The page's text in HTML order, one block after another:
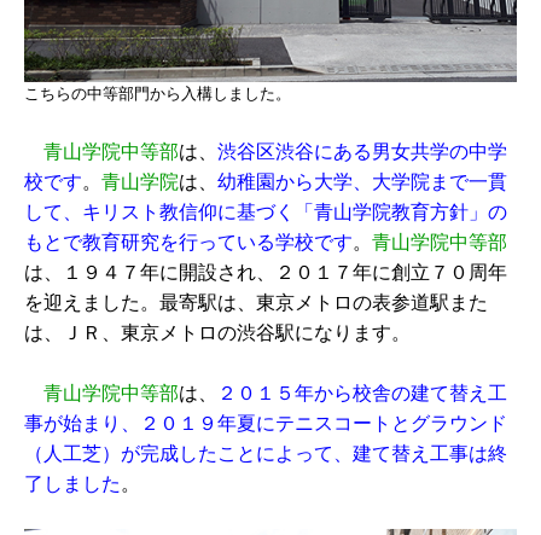
こちらの中等部門から入構しました。
青山学院中等部は、 渋谷区渋谷にある男女共学の中学
校です。 青山学院は、 幼稚園から大学、大学院まで一貫
して、キリスト教信仰に基づく「青山学院教育方針」の
もとで教育研究を行っている学校です。 青山学院中等部
は、１９４７年に開設され、２０１７年に創立７０周年
を迎えました。最寄駅は、東京メトロの表参道駅また
は、ＪＲ、東京メトロの渋谷駅になります。
青山学院中等部は、
２０１５年から校舎の建て替え工
事が始まり、２０１９年夏にテニスコートとグラウンド
（人工芝）が完成したことによって、建て替え工事は終
了しました 。